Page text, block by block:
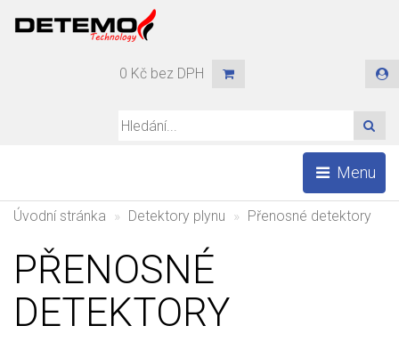
0 Kč bez DPH
Menu
Úvodní stránka Detektory plynu Přenosné detektory
PŘENOSNÉ
DETEKTORY